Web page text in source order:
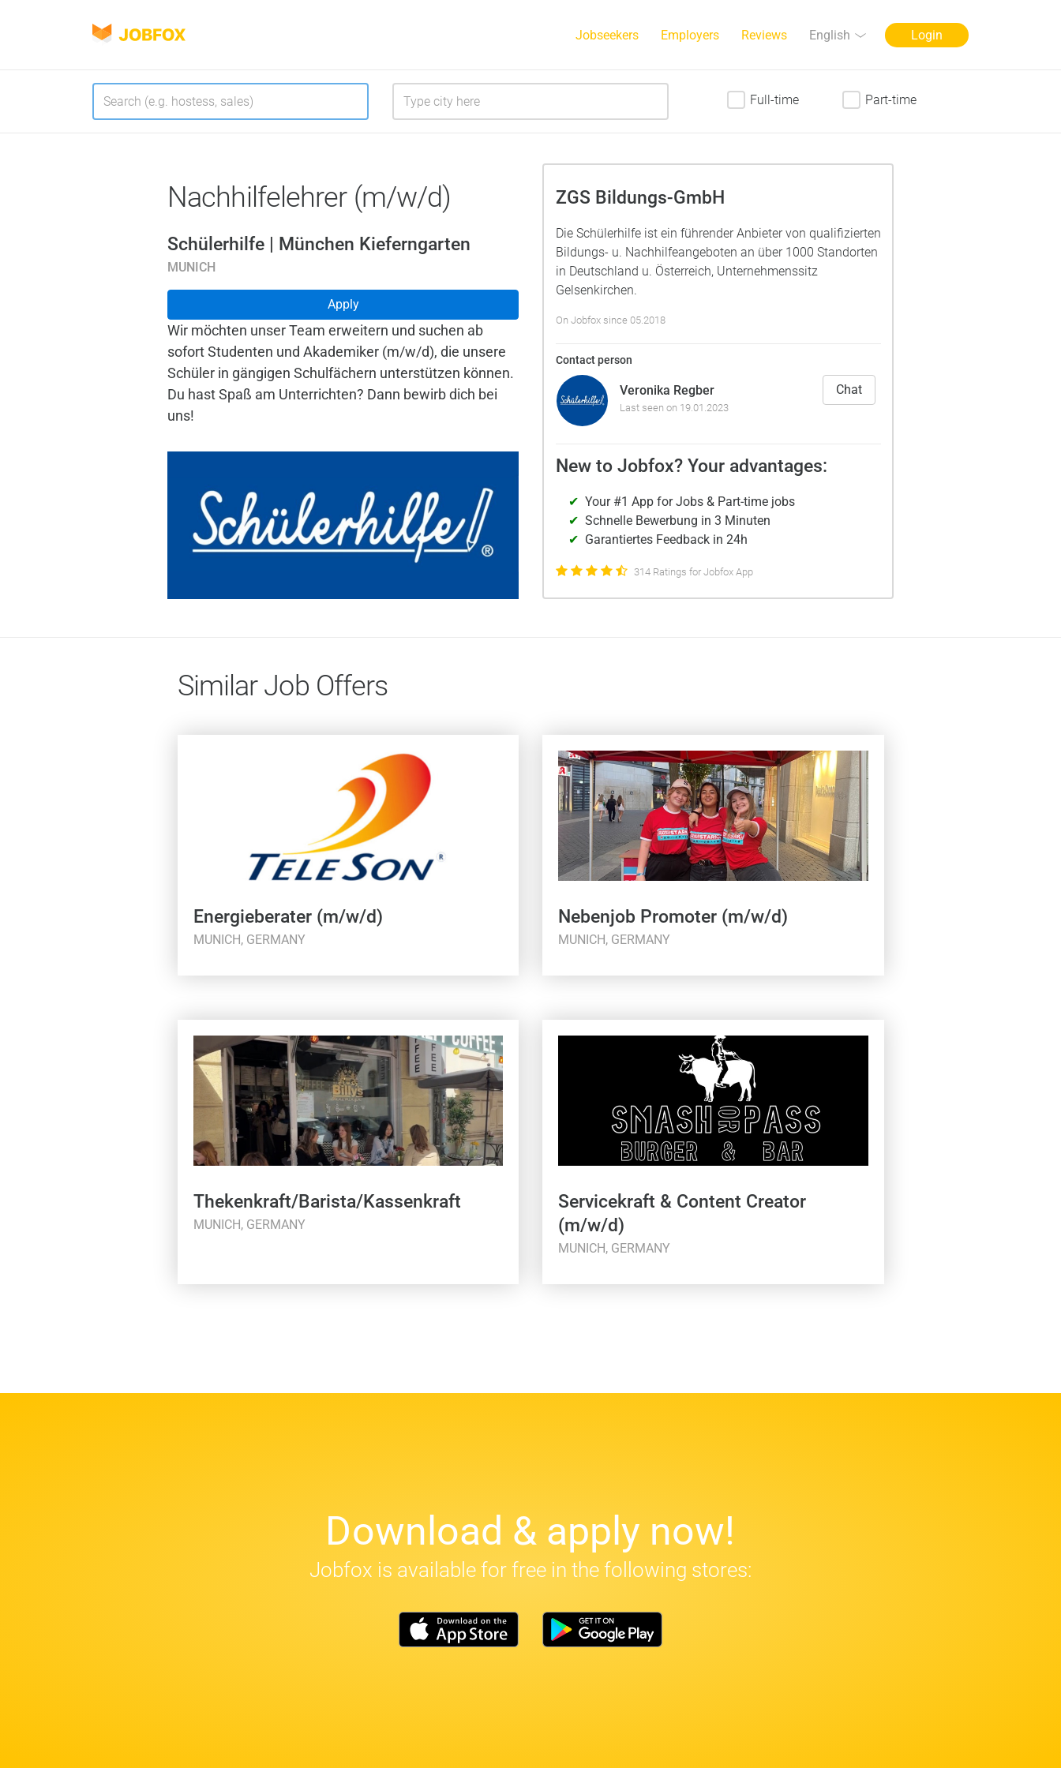
JOBFOX Navigate
Language Jobseekers Employers Reviews Language
English Login
Full-time Part-time
Nachhilfelehrer (m/w/d)
Schülerhilfe | München Kieferngarten
MUNICH
Apply
Wir möchten unser Team erweitern und suchen ab
sofort Studenten und Akademiker (m/w/d), die unsere
Schüler in gängigen Schulfächern unterstützen können.
Du hast Spaß am Unterrichten? Dann bewirb dich bei
uns!
ZGS Bildungs-GmbH
Die Schülerhilfe ist ein führender Anbieter von qualifizierten
Bildungs- u. Nachhilfeangeboten an über 1000 Standorten
in Deutschland u. Österreich, Unternehmenssitz
Gelsenkirchen.
On Jobfox since 05.2018
Contact person
Veronika Regber
Last seen on 19.01.2023
Chat
New to Jobfox? Your advantages:
Your #1 App for Jobs & Part-time jobs
Schnelle Bewerbung in 3 Minuten
Garantiertes Feedback in 24h
314 Ratings for Jobfox App
Similar Job Offers
Energieberater (m/w/d)
MUNICH, GERMANY
Nebenjob Promoter (m/w/d)
MUNICH, GERMANY
Thekenkraft/Barista/Kassenkraft
MUNICH, GERMANY
Servicekraft & Content Creator
(m/w/d)
MUNICH, GERMANY
Download & apply now!
Jobfox is available for free in the following stores: